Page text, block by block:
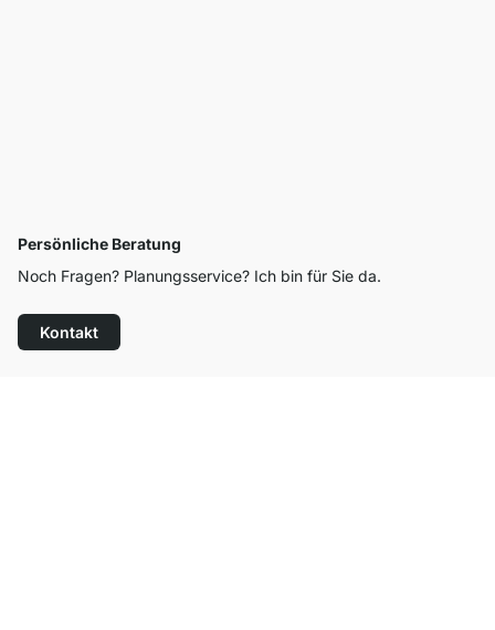
Persönliche Beratung
Noch Fragen? Planungsservice? Ich bin für Sie da.
Kontakt